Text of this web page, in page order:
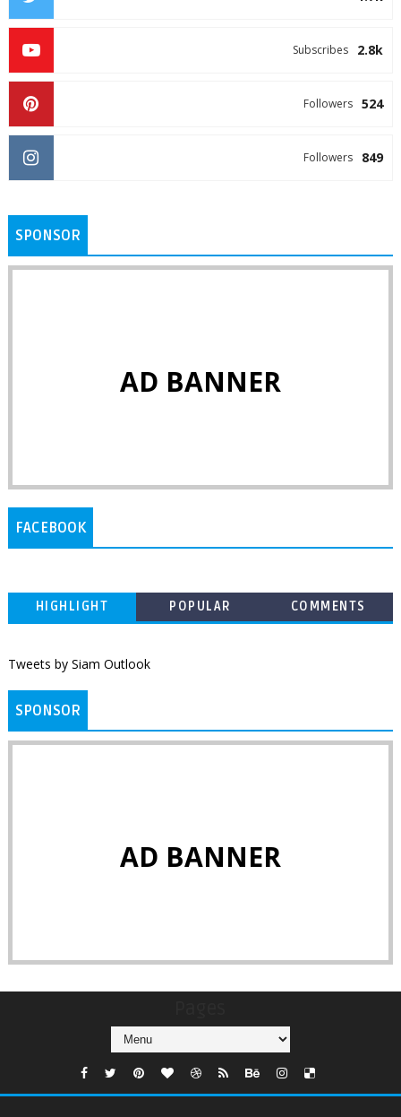
2.8k
Subscribes
524
Followers
849
Followers
SPONSOR
AD BANNER
FACEBOOK
HIGHLIGHT POPULAR COMMENTS
Tweets by Siam Outlook
SPONSOR
AD BANNER